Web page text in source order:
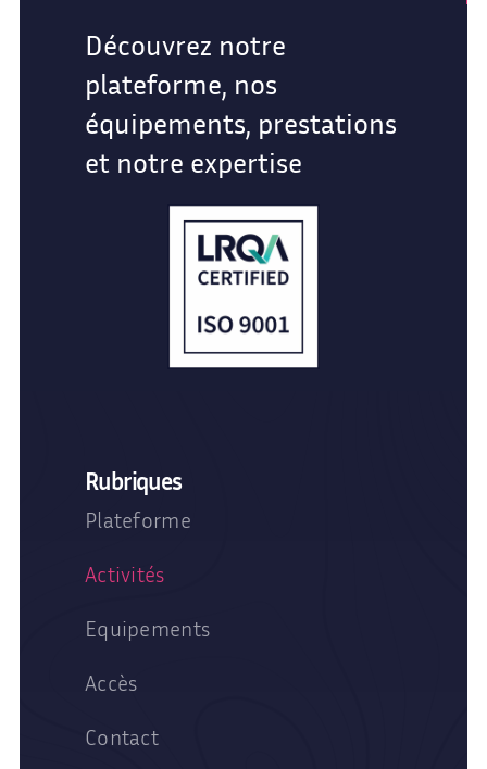
Découvrez notre
plateforme, nos
équipements, prestations
et notre expertise
Rubriques
Plateforme
Activités
Equipements
Accès
Contact